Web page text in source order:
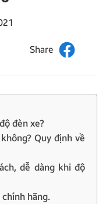
đèn xe?
Quy định về
dễ dàng khi độ
hãng.